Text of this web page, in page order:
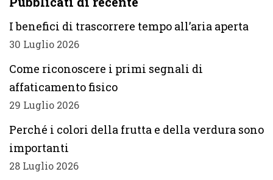
I benefici di trascorrere tempo all’aria aperta
30 Luglio 2026
Come riconoscere i primi segnali di
affaticamento fisico
29 Luglio 2026
Perché i colori della frutta e della verdura sono
importanti
28 Luglio 2026